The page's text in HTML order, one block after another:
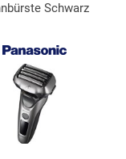
Schwarz